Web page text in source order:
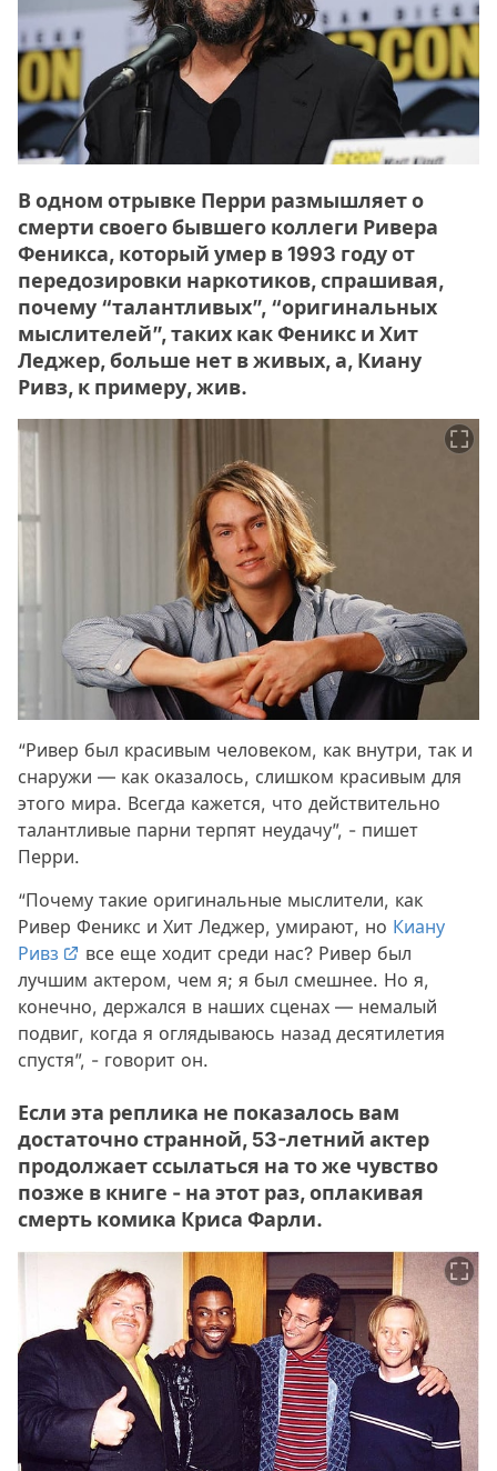
В одном отрывке Перри размышляет о
смерти своего бывшего коллеги Ривера
Феникса, который умер в 1993 году от
передозировки наркотиков, спрашивая,
почему “талантливых”, “оригинальных
мыслителей”, таких как Феникс и Хит
Леджер, больше нет в живых, а, Киану
Ривз, к примеру, жив.
“Ривер был красивым человеком, как внутри, так и
снаружи — как оказалось, слишком красивым для
этого мира. Всегда кажется, что действительно
талантливые парни терпят неудачу”, - пишет
Перри.
“Почему такие оригинальные мыслители, как
Ривер Феникс и Хит Леджер, умирают, но Киану
Ривз
все еще ходит среди нас? Ривер был
лучшим актером, чем я; я был смешнее. Но я,
конечно, держался в наших сценах — немалый
подвиг, когда я оглядываюсь назад десятилетия
спустя”, - говорит он.
Если эта реплика не показалось вам
достаточно странной, 53-летний актер
продолжает ссылаться на то же чувство
позже в книге - на этот раз, оплакивая
смерть комика Криса Фарли.